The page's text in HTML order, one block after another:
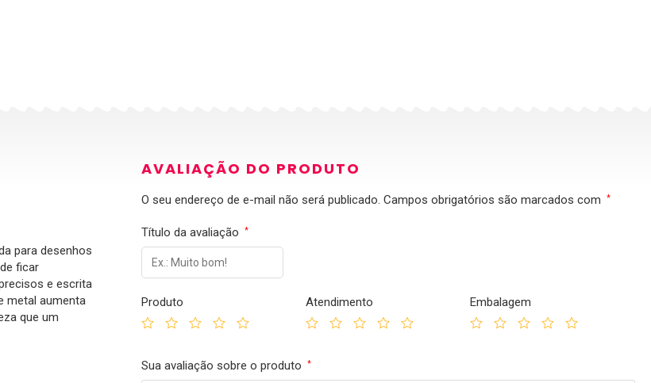
para desenhos
ficar
e escrita
metal aumenta
que um
AVALIAÇÃO DO PRODUTO
O seu endereço de e-mail não será publicado. Campos obrigatórios são marcados com *
Título da avaliação *
Produto Atendimento Embalagem
Sua avaliação sobre o produto *